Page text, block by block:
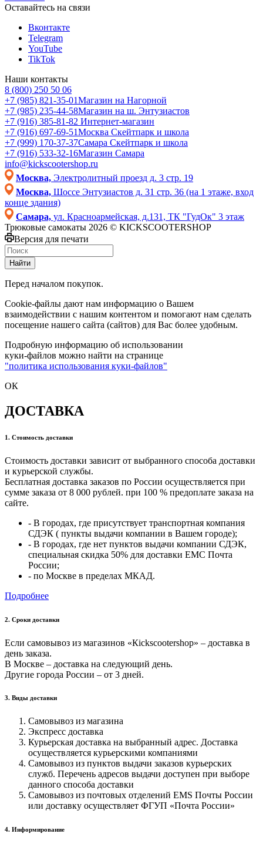
Оставайтесь на связи
Вконтакте
Telegram
YouTube
TikTok
Наши контакты
8 (800) 250 50 06
+7 (985) 821-35-01Магазин на Нагорной
+7 (985) 235-44-58Магазин на ш. Энтузиастов
+7 (916) 385-81-82 Интернет-магазин
+7 (916) 697-69-51Москва Скейтпарк и школа
+7 (999) 170-37-37Самара Скейтпарк и школа
+7 (916) 533-32-16Магазин Самара
info@kickscootershop.ru
Москва, Электролитный проезд д. 3 стр. 19
Москва, Шоссе Энтузиастов д. 31 стр. 36 (на 1 этаже, вход
конце здания)
Самара, ул. Красноармейская, д.131, ТК "ГудОк" 3 этаж
Трюковые самокаты 2026 © KICKSCOOTERSHOP
Версия для печати
Найти
Перед началом покупок.
Cookie-файлы дают нам информацию о Вашем
взаимодействии с нашим контентом и помогают нам сделать
посещение нашего сайта (сайтов) для Вас более удобным.
Подробную информацию об использовании
куки-файлов можно найти на странице
"политика использования куки-файлов"
ОК
ДОСТАВКА
1. Стоимость доставки
Стоимость доставки зависит от выбранного способа доставки
и курьерской службы.
Бесплатная доставка заказов по России осуществляется при
сумме заказа от 8 000 рублей. при 100 % предоплате заказа на
сайте.
- В городах, где присутствует транспортная компания
СДЭК ( пункты выдачи компании в Вашем городе);
- В городах, где нет пунктов выдачи компании СДЭК,
специальная скидка 50% для доставки ЕМС Почта
России;
- по Москве в пределах МКАД.
Подробнее
2. Cроки доставки
Если самовывоз из магазинов «Кickscootershop» – доставка в
день заказа.
В Москве – доставка на следующий день.
Другие города России – от 3 дней.
3. Виды доставки
Самовывоз из магазина
Экспресс доставка
Курьерская доставка на выбранный адрес. Доставка
осуществляется курьерскими компаниями
Самовывоз из пунктов выдачи заказов курьерских
служб. Перечень адресов выдачи доступен при выборе
данного способа доставки
Самовывоз из почтовых отделений EMS Почты России
или доставку осуществляет ФГУП «Почта России»
4. Информирование